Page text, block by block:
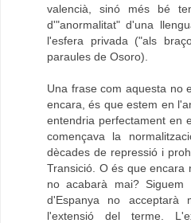
valencià, sinó més bé
d'"anormalitat" d'una
l'esfera privada ("als
paraules de Osoro).
Una frase com aquesta no
encara, és que estem en
entendria perfectament en
començava la
dècades de repressió i
Transició. O és que encara
no acabarà mai? Siguem
d'Espanya no acceptarà
l'extensió del terme.